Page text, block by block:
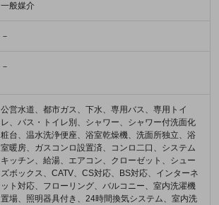
一般媒介
－
－
公営水道、都市ガス、下水、専用バス、専用トイ
レ、バス・トイレ別、シャワー、シャワー付洗面化
粧台、温水洗浄便座、浴室乾燥機、洗面所独立、浴
室暖房、ガスコンロ設置済、コンロ二口、システム
キッチン、給湯、エアコン、クローゼット、シュー
ズボックス、CATV、CS対応、BS対応、インターネ
ット対応、フローリング、バルコニー、室内洗濯機
置場、照明器具付き、24時間換気システム、室内洗